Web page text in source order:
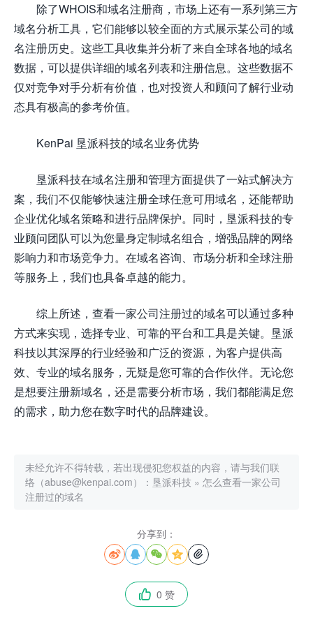
除了WHOIS和域名注册商，市场上还有一系列第三方
域名分析工具，它们能够以较全面的方式展示某公司的域
名注册历史。这些工具收集并分析了来自全球各地的域名
数据，可以提供详细的域名列表和注册信息。这些数据不
仅对竞争对手分析有价值，也对投资人和顾问了解行业动
态具有极高的参考价值。
KenPai 垦派科技的域名业务优势
垦派科技在域名注册和管理方面提供了一站式解决方
案，我们不仅能够快速注册全球任意可用域名，还能帮助
企业优化域名策略和进行品牌保护。同时，垦派科技的专
业顾问团队可以为您量身定制域名组合，增强品牌的网络
影响力和市场竞争力。在域名咨询、市场分析和全球注册
等服务上，我们也具备卓越的能力。
综上所述，查看一家公司注册过的域名可以通过多种
方式来实现，选择专业、可靠的平台和工具是关键。垦派
科技以其深厚的行业经验和广泛的资源，为客户提供高
效、专业的域名服务，无疑是您可靠的合作伙伴。无论您
是想要注册新域名，还是需要分析市场，我们都能满足您
的需求，助力您在数字时代的品牌建设。
未经允许不得转载，若出现侵犯您权益的内容，请与我们联
络（abuse@kenpai.com）： 垦派科技 » 怎么查看一家公司
注册过的域名
分享到：
    
 0 赞